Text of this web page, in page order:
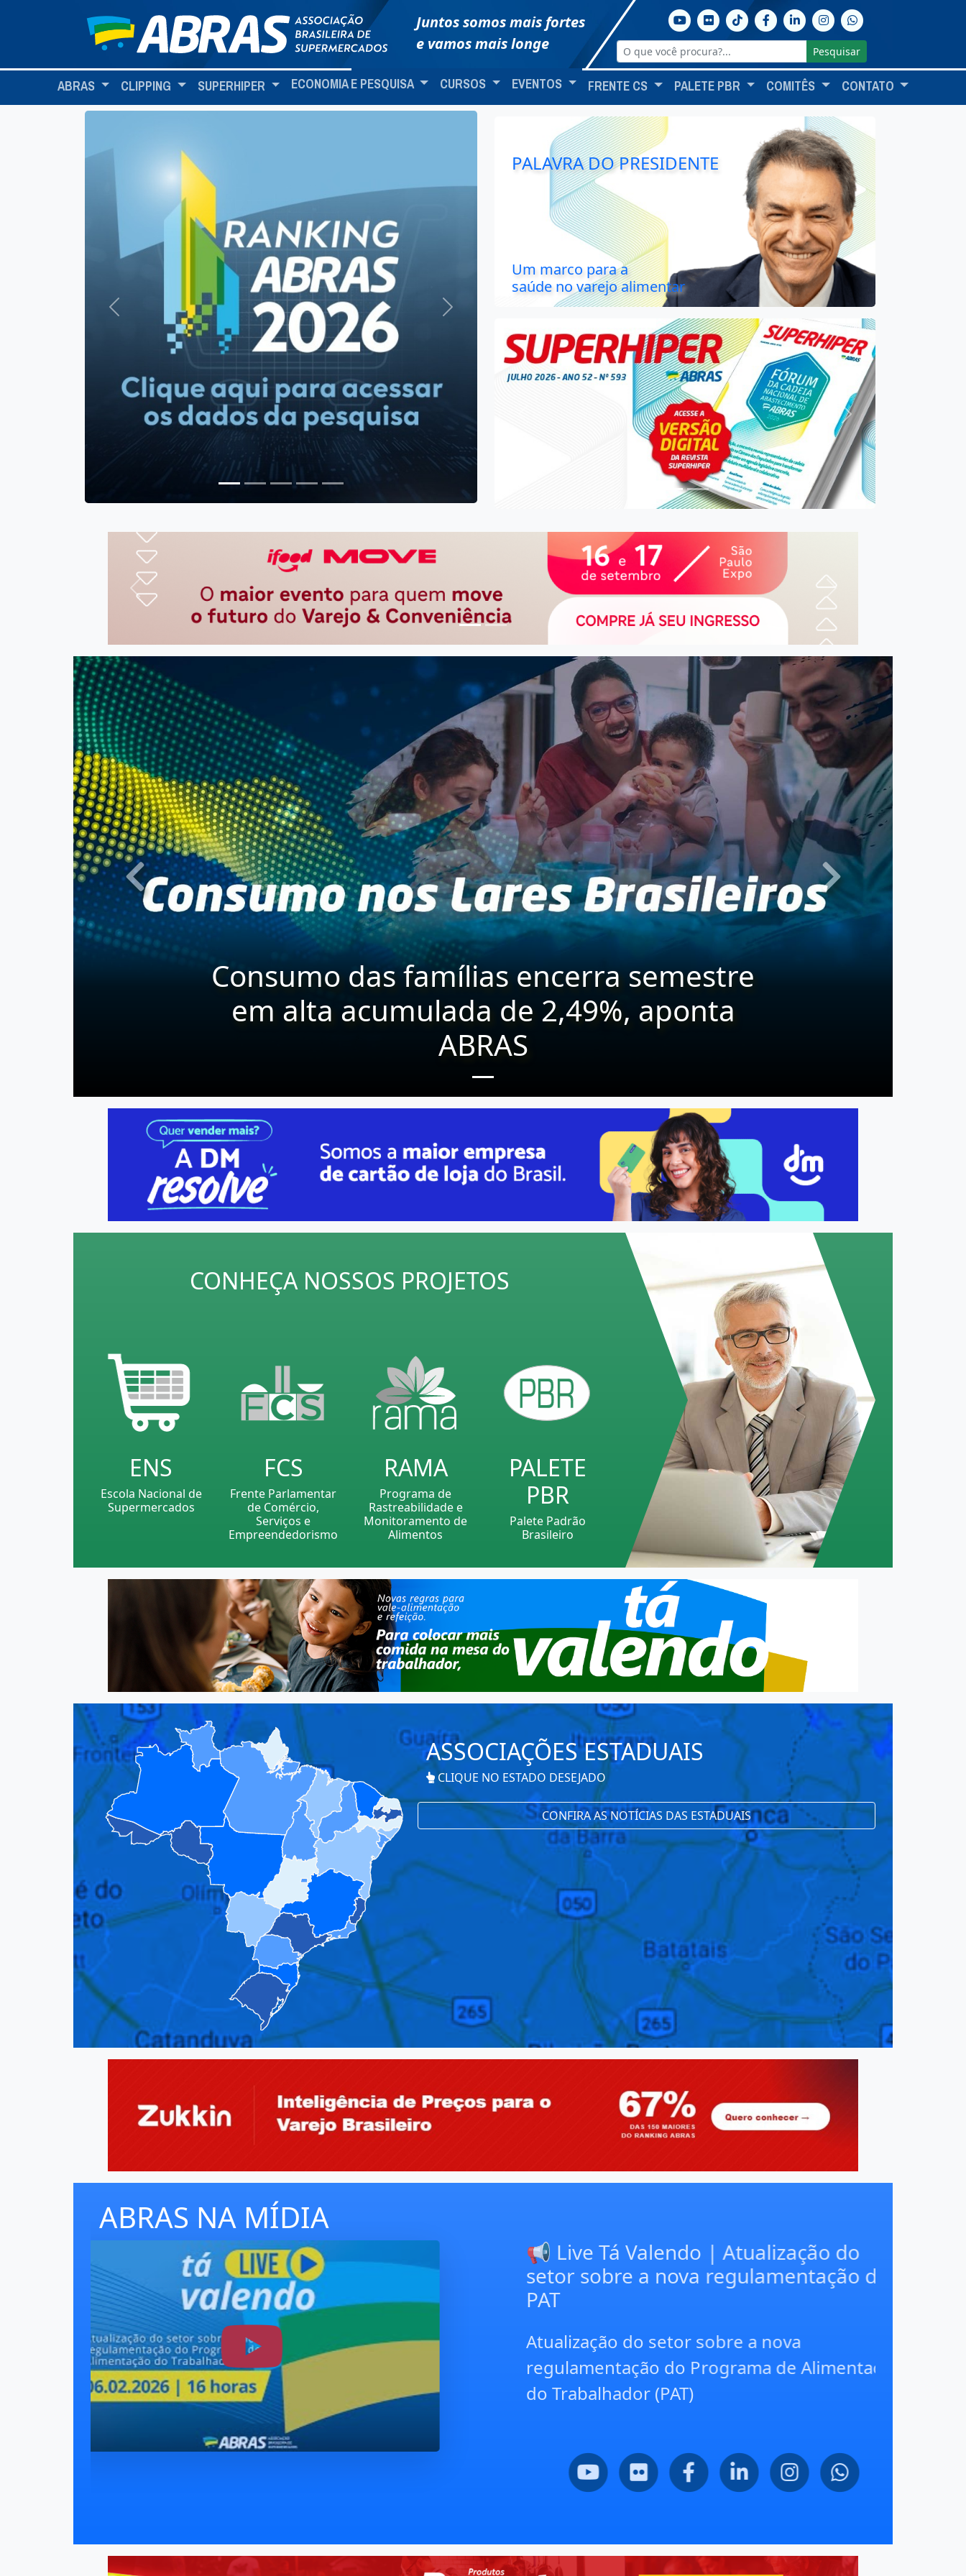
Juntos somos mais fortes
e vamos mais longe
Pesquisar
ABRAS CLIPPING SUPERHIPER ECONOMIA E PESQUISA CURSOS EVENTOS FRENTE CS PALETE PBR COMITÊS CONTATO
Sanção da lei que permite Farmácia
Completa nos Supermercados é
uma conquista de todos os
brasileiros
Anterior Próximo
PALAVRA DO PRESIDENTE
Um marco para a
saúde no varejo alimentar
Anterior
Anterior Próximo
Consumo das famílias encerra semestre
em alta acumulada de 2,49%, aponta
ABRAS
Previous Next
CONHEÇA NOSSOS PROJETOS
ENS
Escola Nacional de
Supermercados
FCS
Frente Parlamentar
de Comércio,
Serviços e
RAMA
Programa de
Rastreabilidade e
Monitoramento de
PALETE
PBR
Palete Padrão
ASSOCIAÇÕES ESTADUAIS
CLIQUE NO ESTADO DESEJADO
CONFIRA AS NOTÍCIAS DAS ESTADUAIS
ABRAS NA MÍDIA
setor sobre a nova regulamentação do
Atualização do setor sobre a nova
regulamentação do Programa de Alimentação
do Trabalhador (PAT)